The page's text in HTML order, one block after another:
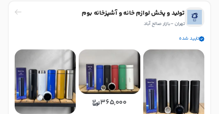
تولید و پخش لوازم خانه و آشپزخانه بوم
تهران - بازار صالح آباد
تایید شده
365,000